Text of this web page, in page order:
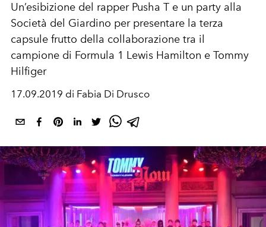
Un’esibizione del rapper Pusha T e un party alla
Società del Giardino per presentare la terza
capsule frutto della collaborazione tra il
campione di Formula 1 Lewis Hamilton e Tommy
Hilfiger
17.09.2019 di Fabia Di Drusco